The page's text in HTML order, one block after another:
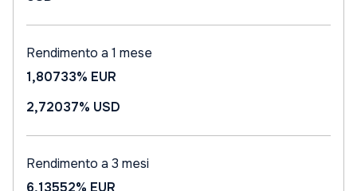
Rendimento a 1 mese
1,80733% EUR
2,72037% USD
Rendimento a 3 mesi
6,13552% EUR